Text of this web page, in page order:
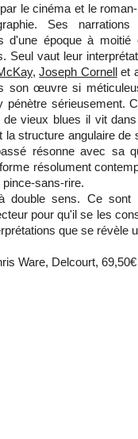
le cinéma et le
Ses narrations
d'une époque à
Seul vaut leur
,Joseph Cornellet
son œuvre si
pénètre sérieusement.
vieux blues il vit
la structure angulaire de
résonne avec sa
résolument
sans-rire.
double sens. Ce sont
pour qu'il se les
que se révèle
Ware, Delcourt, 69,50€